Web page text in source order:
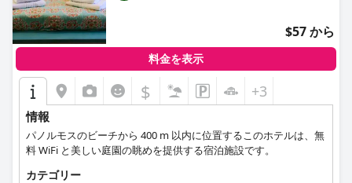
$57 から
料金を表示
$ +3
情報
パノルモスのビーチから 400 m 以内に位置するこのホテルは、無
料 WiFi と美しい庭園の眺めを提供する宿泊施設です。
カテゴリー